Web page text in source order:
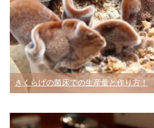
きくらげの菌床での生産量と作り方！